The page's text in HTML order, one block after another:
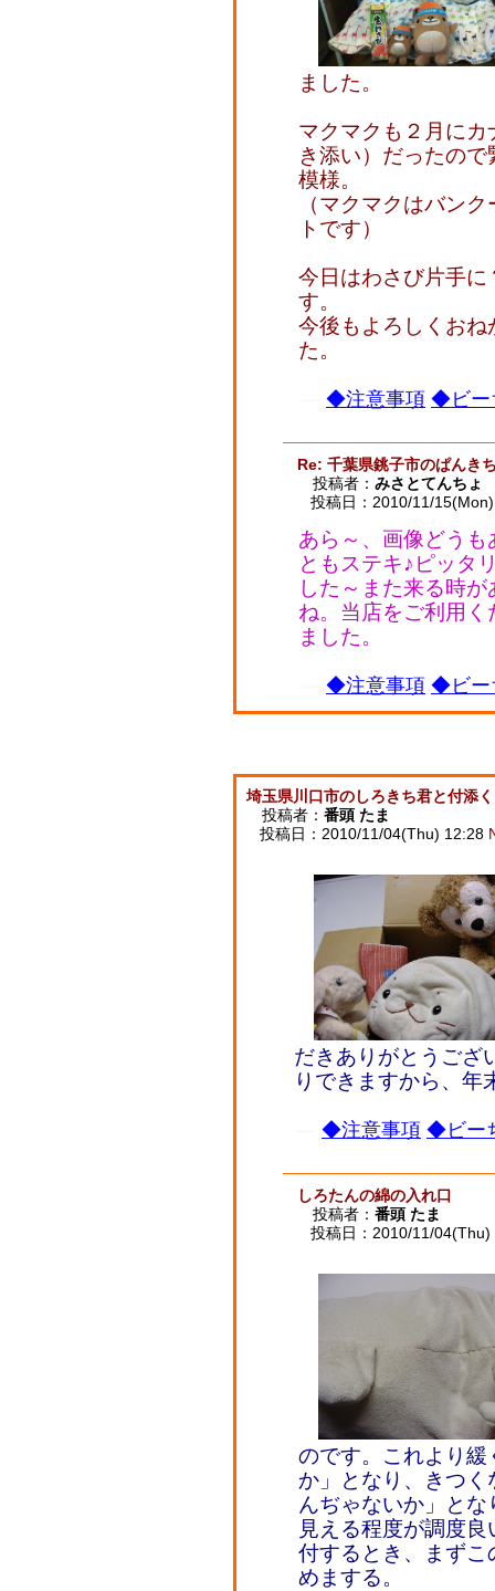
ました。
マクマクも２月に
き添い）だったの
模様。
（マクマクはバン
トです）
今日はわさび片手
す。
今後もよろしくお
た。
◆注意事項 ◆ビー
Re: 千葉県銚子市のぱんき
投稿者： みさとてんちょ
投稿日：2010/11/
あら～、画像どう
ともステキ♪ピッタ
した～また来る時
ね。当店をご利用
ました。
◆注意事項 ◆ビー
埼玉県川口市のしろきち君と付添
投稿者： 番頭 たま
投稿日：2010/11/04(Thu) 12:28
だきありがとうご
りできますから、年
◆注意事項 ◆ビー
しろたんの綿の入れ口
投稿者： 番頭 たま
投稿日：2010/11/
のです。これより
か」となり、きつ
んぢゃないか」と
見える程度が調度
付するとき、まず
めまする。